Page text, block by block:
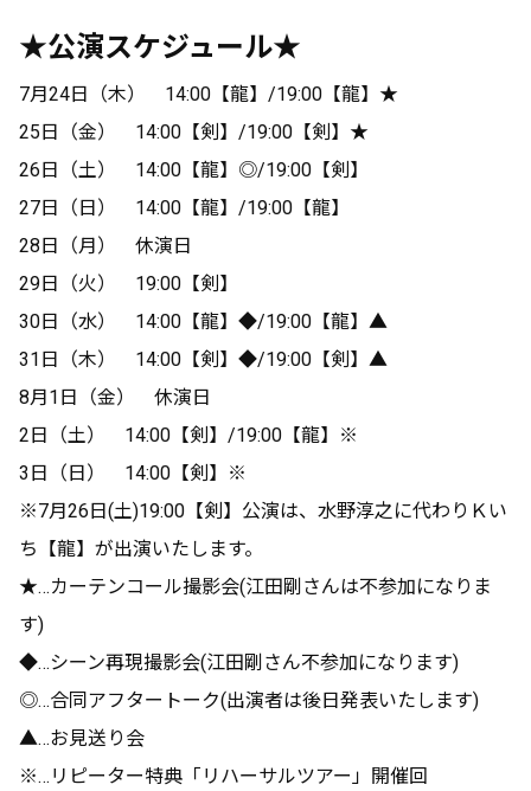
★公演スケジュール★
7月24日（木） 14:00【龍】/19:00【龍】★
25日（金） 14:00【剣】/19:00【剣】★
26日（土） 14:00【龍】◎/19:00【剣】
27日（日） 14:00【龍】/19:00【龍】
28日（月） 休演日
29日（火） 19:00【剣】
30日（水） 14:00【龍】◆/19:00【龍】▲
31日（木） 14:00【剣】◆/19:00【剣】▲
8月1日（金） 休演日
2日（土） 14:00【剣】/19:00【龍】※
3日（日） 14:00【剣】※
※7月26日(土)19:00【剣】公演は、水野淳之に代わりＫい
ち【龍】が出演いたします。
★…カーテンコール撮影会(江田剛さんは不参加になりま
す)
◆…シーン再現撮影会(江田剛さん不参加になります)
◎…合同アフタートーク(出演者は後日発表いたします)
▲…お見送り会
※…リピーター特典「リハーサルツアー」開催回